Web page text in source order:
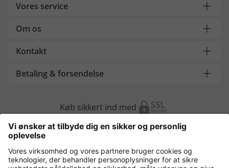
Vores service
Om os
Kontakt
Betaling & forsendelse
Køb sikkert ind med
Flere webshops